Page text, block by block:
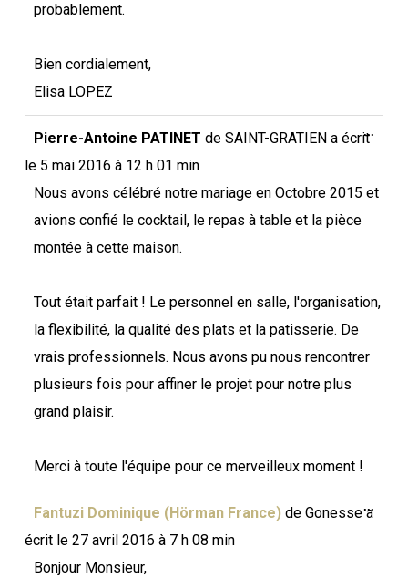
probablement.
Bien cordialement,
Elisa LOPEZ
Pierre-Antoine PATINET de SAINT-GRATIEN a écrit
le5 mai 2016 à 12 h 01 min
Nous avons célébré notre mariage en Octobre 2015 et
avions confié le cocktail, le repas à table et la pièce
montée à cette maison.
Tout était parfait ! Le personnel en salle, l'organisation,
la flexibilité, la qualité des plats et la patisserie. De
vrais professionnels. Nous avons pu nous rencontrer
plusieurs fois pour affiner le projet pour notre plus
grand plaisir.
Merci à toute l'équipe pour ce merveilleux moment !
...
Fantuzi Dominique (Hörman France) de Gonesse a
écrit le27 avril 2016 à 7 h 08 min
Bonjour Monsieur,
...